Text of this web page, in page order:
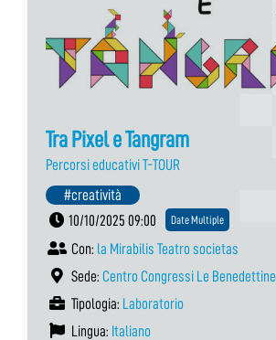
Tra Pixel e Tangram
Percorsi educativi T-TOUR
#creatività
10/10/2025 09:00
Date Multiple
Con: la Mirabilis Teatro societas
Sede: Centro Congressi Le Benedettine
Tipologia: Laboratorio
Lingua: Italiano